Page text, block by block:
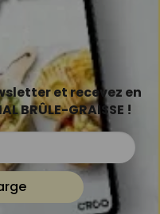
et recevez en
BRÛLE-GRAISSE !